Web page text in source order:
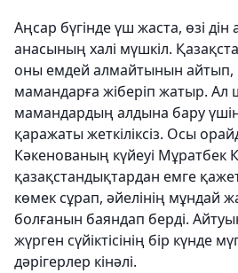
Аңсар бүгінде үш жаста, өзі
анасының халі мүшкіл.
оны емдей алмайтынын айтып,
мамандарға жіберіп жатыр. Ал
мамандардың алдына бару
қаражаты жеткіліксіз. Осы
Кәкенованың күйеуі Мұратбек
қазақстандықтардан емге
көмек сұрап, әйелінің мұндай
болғанын баяндап берді.
жүрген сүйіктісінің бір күнде
дәрігерлер кінәлі.